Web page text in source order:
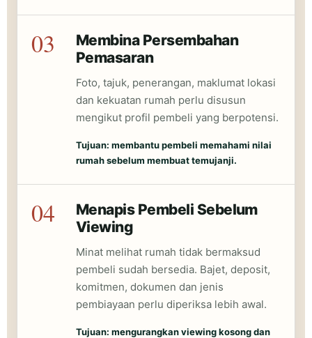
03
Membina Persembahan
Pemasaran
Foto, tajuk, penerangan, maklumat lokasi
dan kekuatan rumah perlu disusun
mengikut profil pembeli yang berpotensi.
Tujuan: membantu pembeli memahami nilai
rumah sebelum membuat temujanji.
04
Menapis Pembeli Sebelum
Viewing
Minat melihat rumah tidak bermaksud
pembeli sudah bersedia. Bajet, deposit,
komitmen, dokumen dan jenis
pembiayaan perlu diperiksa lebih awal.
Tujuan: mengurangkan viewing kosong dan